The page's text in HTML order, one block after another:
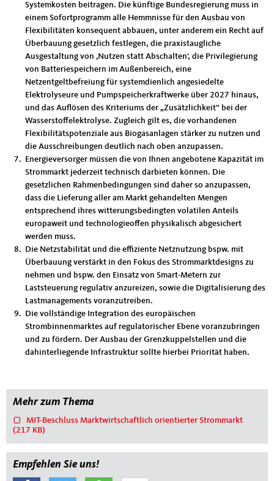
Systemkosten beitragen. Die künftige Bundesregierung muss in
einem Sofortprogramm alle Hemmnisse für den Ausbau von
Flexibilitäten konsequent abbauen, unter anderem ein Recht auf
Überbauung gesetzlich festlegen, die praxistaugliche
Ausgestaltung von ‚Nutzen statt Abschalten‘, die Privilegierung
von Batteriespeichern im Außenbereich, eine
Netzentgeltbefreiung für systemdienlich angesiedelte
Elektrolyseure und Pumpspeicherkraftwerke über 2027 hinaus,
und das Auflösen des Kriteriums der „Zusätzlichkeit“ bei der
Wasserstoffelektrolyse. Zugleich gilt es, die vorhandenen
Flexibilitätspotenziale aus Biogasanlagen stärker zu nutzen und
die Ausschreibungen deutlich nach oben anzupassen.
Energieversorger müssen die von Ihnen angebotene Kapazität im
Strommarkt jederzeit technisch darbieten können. Die
gesetzlichen Rahmenbedingungen sind daher so anzupassen,
dass die Lieferung aller am Markt gehandelten Mengen
entsprechend ihres witterungsbedingten volatilen Anteils
europaweit und technologieoffen physikalisch abgesichert
werden muss.
Die Netzstabilität und die effiziente Netznutzung bspw. mit
Überbauung verstärkt in den Fokus des Strommarktdesigns zu
nehmen und bspw. den Einsatz von Smart-Metern zur
Laststeuerung regulativ anzureizen, sowie die Digitalisierung des
Lastmanagements voranzutreiben.
Die vollständige Integration des europäischen
Strombinnenmarktes auf regulatorischer Ebene voranzubringen
und zu fördern. Der Ausbau der Grenzkuppelstellen und die
dahinterliegende Infrastruktur sollte hierbei Priorität haben.
Mehr zum Thema
MIT-Beschluss Marktwirtschaftlich orientierter Strommarkt
(217 KB)
Empfehlen Sie uns!